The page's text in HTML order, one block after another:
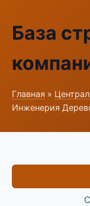
База
Главная »
Инженерия